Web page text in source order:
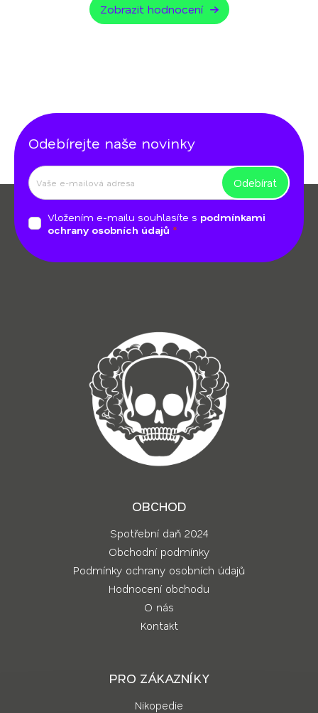
Zobrazit hodnocení
Odebírejte naše novinky
Vložením e-mailu souhlasíte s podmínkami
ochrany osobních údajů
Odebírat
OBCHOD
Spotřební daň 2024
Obchodní podmínky
Podmínky ochrany osobních údajů
Hodnocení obchodu
O nás
Kontakt
PRO ZÁKAZNÍKY
Nikopedie